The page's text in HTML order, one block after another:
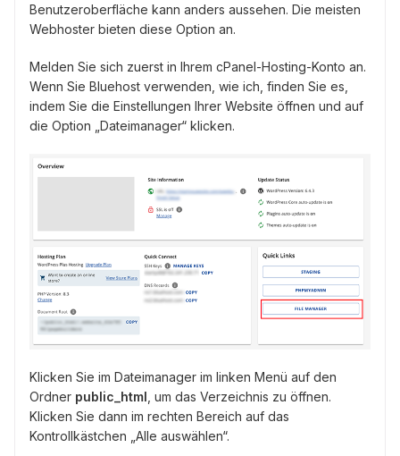
Benutzeroberfläche kann anders aussehen. Die meisten
Webhoster bieten diese Option an.
Melden Sie sich zuerst in Ihrem cPanel-Hosting-Konto an.
Wenn Sie Bluehost verwenden, wie ich, finden Sie es,
indem Sie die Einstellungen Ihrer Website öffnen und auf
die Option „Dateimanager“ klicken.
Klicken Sie im Dateimanager im linken Menü auf den
Ordner public_html , um das Verzeichnis zu öffnen.
Klicken Sie dann im rechten Bereich auf das
Kontrollkästchen „Alle auswählen“.